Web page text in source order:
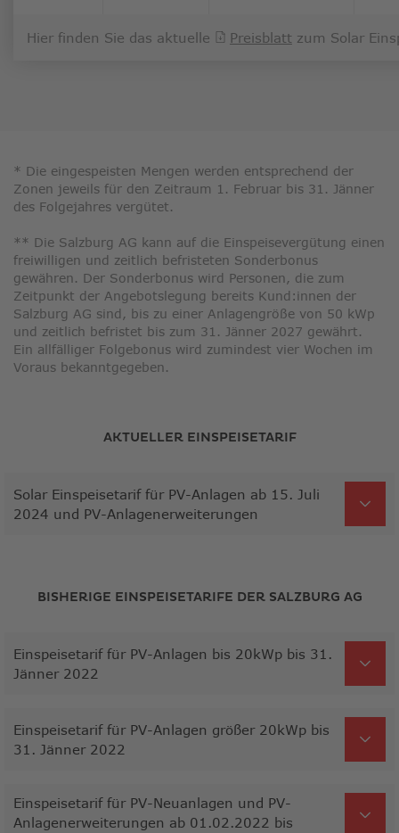
Hier finden Sie das aktuelle Preisblattzum Solar
* Die eingespeisten Mengen werden entsprechend der
Zonen jeweils für den Zeitraum 1. Februar bis 31. Jänner
des Folgejahres vergütet.
** Die Salzburg AG kann auf die Einspeisevergütung einen
freiwilligen und zeitlich befristeten Sonderbonus
gewähren. Der Sonderbonus wird Personen, die zum
Zeitpunkt der Angebotslegung bereits Kund:innen der
Salzburg AG sind, bis zu einer Anlagengröße von 50 kWp
und zeitlich befristet bis zum 31. Jänner 2027 gewährt.
Ein allfälliger Folgebonus wird zumindest vier Wochen im
Voraus bekanntgegeben.
AKTUELLER EINSPEISETARIF
Solar Einspeisetarif für PV-Anlagen ab 15. Juli
2024 und PV-Anlagenerweiterungen
BISHERIGE EINSPEISETARIFE DER SALZBURG AG
Einspeisetarif für PV-Anlagen bis 20kWp bis 31.
Jänner 2022
Einspeisetarif für PV-Anlagen größer 20kWp bis
31. Jänner 2022
Einspeisetarif für PV-Neuanlagen und PV-
Anlagenerweiterungen ab 01.02.2022 bis